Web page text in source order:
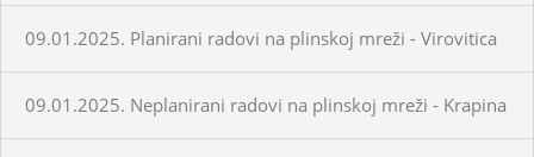
09.01.2025. Planirani radovi na plinskoj mreži - Virovitica
09.01.2025. Neplanirani radovi na plinskoj mreži - Krapina